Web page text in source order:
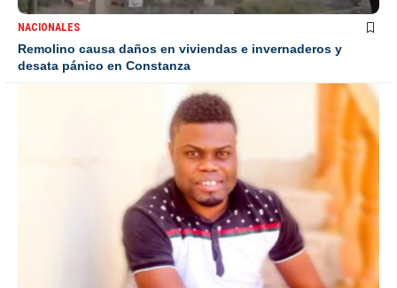
NACIONALES
Remolino causa daños en viviendas e invernaderos y
desata pánico en Constanza